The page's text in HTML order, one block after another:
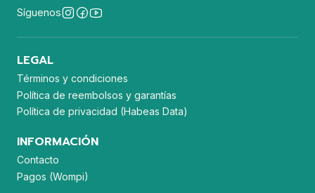
Síguenos
LEGAL
Términos y condiciones
Política de reembolsos y garantías
Política de privacidad (Habeas Data)
INFORMACIÓN
Contacto
Pagos (Wompi)